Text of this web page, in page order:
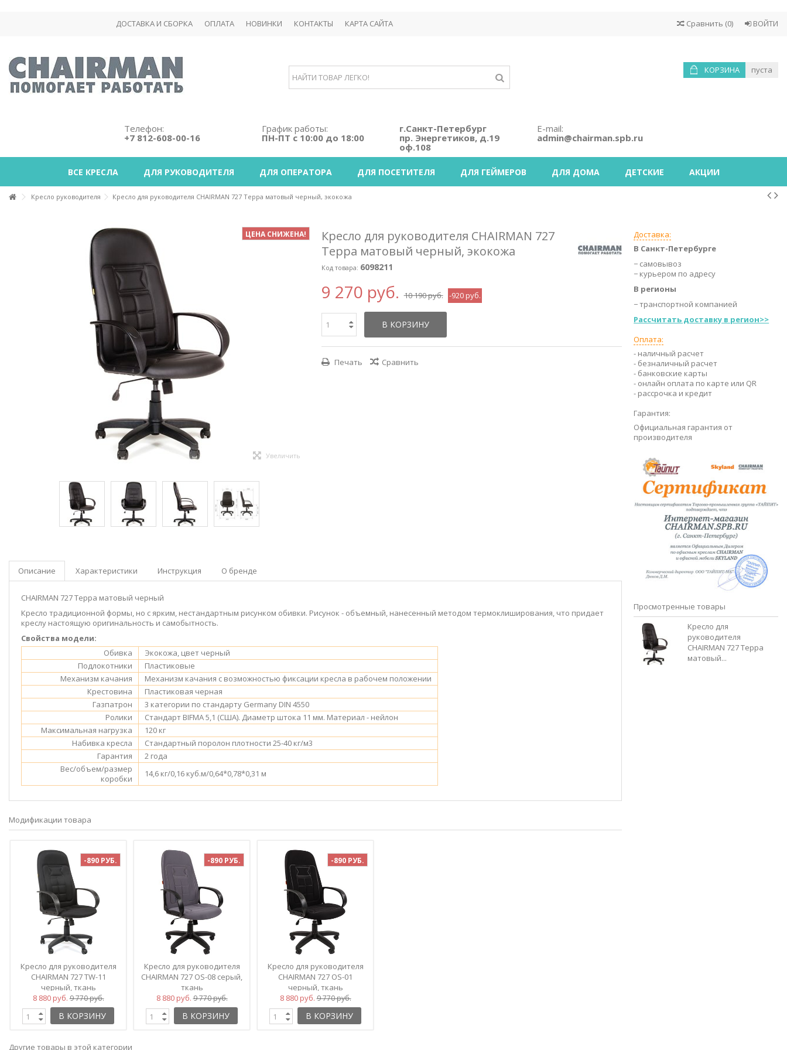
ДОСТАВКА И СБОРКА ОПЛАТА НОВИНКИ КОНТАКТЫ КАРТА САЙТА ВОЙТИ
Сравнить (0)
КОРЗИНА пуста
Телефон:
+7 812-608-00-16
График работы:
ПН-ПТ с 10:00 до 18:00
г.Санкт-Петербург
пр. Энергетиков, д.19
оф.108
E-mail:
admin@chairman.spb.ru
ВСЕ КРЕСЛА ДЛЯ РУКОВОДИТЕЛЯ ДЛЯ ОПЕРАТОРА ДЛЯ ПОСЕТИТЕЛЯ ДЛЯ ГЕЙМЕРОВ ДЛЯ ДОМА ДЕТСКИЕ АКЦИИ
Кресло руководителя Кресло для руководителя CHAIRMAN 727 Терра матовый черный, экокожа
ЦЕНА СНИЖЕНА!
Увеличить
Кресло для руководителя CHAIRMAN 727
Терра матовый черный, экокожа
Код товара: 6098211
9 270 руб. 10 190 руб. -920 руб.
В КОРЗИНУ
Печать Сравнить
Описание Характеристики Инструкция О бренде
CHAIRMAN 727 Терра матовый черный
Кресло традиционной формы, но с ярким, нестандартным рисунком обивки. Рисунок - объемный, нанесенный методом термоклиширования, что придает
креслу настоящую оригинальность и самобытность.
Свойства модели:
Обивка
Экокожа, цвет черный
Подлокотники
Пластиковые
Механизм качания
Механизм качания с возможностью фиксации кресла в рабочем положении
Крестовина
Пластиковая черная
Газпатрон
3 категории по стандарту Germany DIN 4550
Ролики
Стандарт BIFMA 5,1 (США). Диаметр штока 11 мм. Материал - нейлон
Максимальная нагрузка
120 кг
Набивка кресла
Стандартный поролон плотности 25-40 кг/м3
Гарантия
2 года
Вес/объем/размер
коробки
14,6 кг/0,16 куб.м/0,64*0,78*0,31 м
Модификации товара
-890 РУБ.
Кресло для руководителя
CHAIRMAN 727 TW-11
черный, ткань
8 880 руб.9 770 руб.
В КОРЗИНУ
-890 РУБ.
Кресло для руководителя
CHAIRMAN 727 OS-08 серый,
ткань
8 880 руб.9 770 руб.
В КОРЗИНУ
-890 РУБ.
Кресло для руководителя
CHAIRMAN 727 OS-01
черный, ткань
8 880 руб.9 770 руб.
В КОРЗИНУ
Другие товары в этой категории
Доставка:
В Санкт-Петербурге
− самовывоз
− курьером по адресу
В регионы
− транспортной компанией
Рассчитать доставку в регион>>
Оплата:
- наличный расчет
- безналичный расчет
- банковские карты
- онлайн оплата по карте или QR
- рассрочка и кредит
Гарантия:
Официальная гарантия от
производителя
Просмотренные товары
Кресло для
руководителя
CHAIRMAN 727 Терра
матовый...